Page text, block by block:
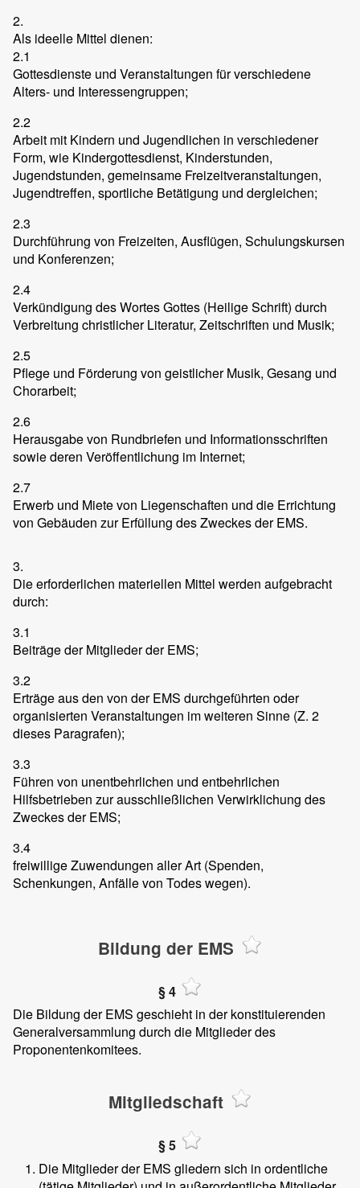
2.
Als ideelle Mittel dienen:
2.1
Gottesdienste und Veranstaltungen für verschiedene
Alters- und Interessengruppen;
2.2
Arbeit mit Kindern und Jugendlichen in verschiedener
Form, wie Kindergottesdienst, Kinderstunden,
Jugendstunden, gemeinsame Freizeitveranstaltungen,
Jugendtreffen, sportliche Betätigung und dergleichen;
2.3
Durchführung von Freizeiten, Ausflügen, Schulungskursen
und Konferenzen;
2.4
Verkündigung des Wortes Gottes (Heilige Schrift) durch
Verbreitung christlicher Literatur, Zeitschriften und Musik;
2.5
Pflege und Förderung von geistlicher Musik, Gesang und
Chorarbeit;
2.6
Herausgabe von Rundbriefen und Informationsschriften
sowie deren Veröffentlichung im Internet;
2.7
Erwerb und Miete von Liegenschaften und die Errichtung
von Gebäuden zur Erfüllung des Zweckes der EMS.
3.
Die erforderlichen materiellen Mittel werden aufgebracht
durch:
3.1
Beiträge der Mitglieder der EMS;
3.2
Erträge aus den von der EMS durchgeführten oder
organisierten Veranstaltungen im weiteren Sinne (Z. 2
dieses Paragrafen);
3.3
Führen von unentbehrlichen und entbehrlichen
Hilfsbetrieben zur ausschließlichen Verwirklichung des
Zweckes der EMS;
3.4
freiwillige Zuwendungen aller Art (Spenden,
Schenkungen, Anfälle von Todes wegen).
Bildung der EMS
§ 4
Die Bildung der EMS geschieht in der konstituierenden
Generalversammlung durch die Mitglieder des
Proponentenkomitees.
Mitgliedschaft
§ 5
Die Mitglieder der EMS gliedern sich in ordentliche